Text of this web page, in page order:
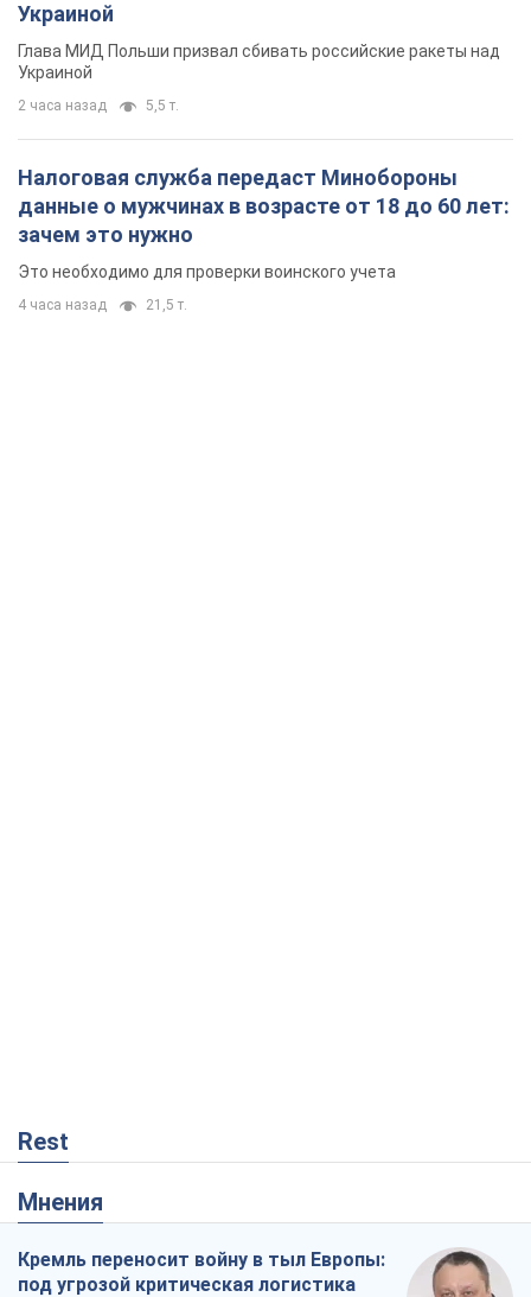
Украиной
Глава МИД Польши призвал сбивать российские ракеты над
Украиной
2 часа назад 5,5 т.
Налоговая служба передаст Минобороны
данные о мужчинах в возрасте от 18 до 60 лет:
зачем это нужно
Это необходимо для проверки воинского учета
4 часа назад 21,5 т.
Rest
Мнения
Кремль переносит войну в тыл Европы:
под угрозой критическая логистика